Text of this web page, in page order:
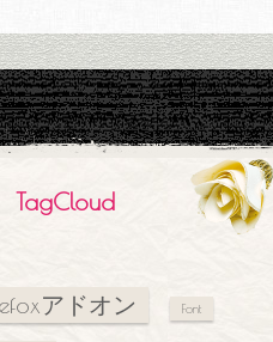
TagCloud
アドオン Font